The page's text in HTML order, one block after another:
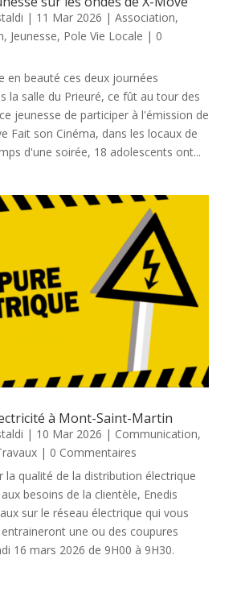
| 11 Mar 2026 | Association,
, Jeunesse, Pole Vie Locale | 0
en beauté ces deux journées
la salle du Prieuré, ce fût au tour des
jeunesse de participer à l'émission de
Fait son Cinéma, dans les locaux de
d'une soirée, 18 adolescents ont...
à Mont-Saint-Martin
| 10 Mar 2026 | Communication,
| 0 Commentaires
la qualité de la distribution électrique
besoins de la clientèle, Enedis
sur le réseau électrique qui vous
une ou des coupures
16 mars 2026 de 9H00 à 9H30.